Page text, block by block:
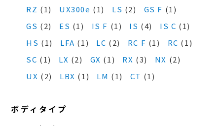
RZ (1) UX300e (1) LS (2) GS F (1)
GS (2) ES (1) IS F (1) IS (4) IS C (1)
HS (1) LFA (1) LC (2) RC F (1) RC (1)
SC (1) LX (2) GX (1) RX (3) NX (2)
UX (2) LBX (1) LM (1) CT (1)
ボディタイプ